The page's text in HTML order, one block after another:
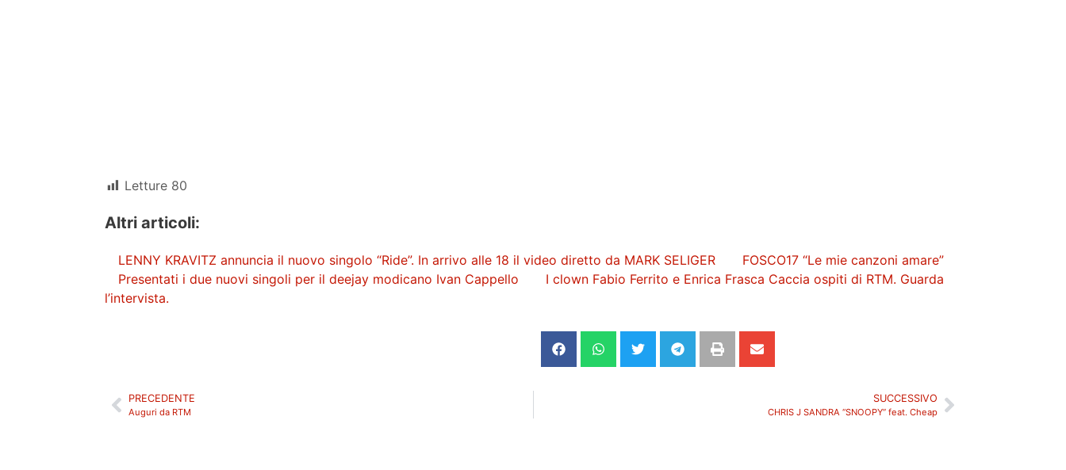
Letture 80
Altri articoli:
LENNY KRAVITZ annuncia il nuovo singolo “Ride”. In arrivo alle 18 il video diretto da MARK SELIGER
FOSCO17 “Le mie canzoni amare”
Presentati i due nuovi singoli per il deejay modicano Ivan Cappello
I clown Fabio Ferrito e Enrica Frasca Caccia ospiti di RTM. Guarda
l’intervista.
PRECEDENTE
Auguri da RTM
SUCCESSIVO
CHRIS J SANDRA “SNOOPY” feat. Cheap